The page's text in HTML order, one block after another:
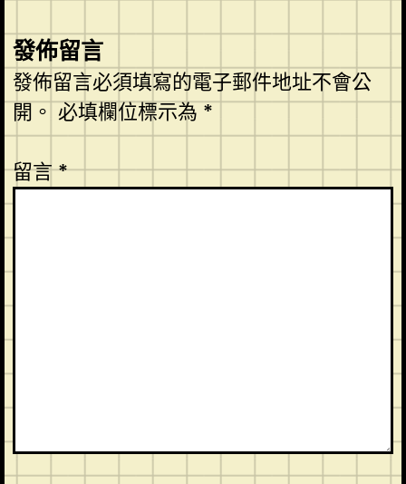
發佈留言
發佈留言必須填寫的電子郵件地址不會公
開。必填欄位標示為*
留言*